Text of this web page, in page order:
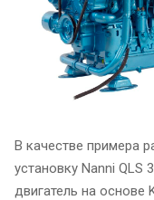
В качестве примера
установку Nanni QLS
двигатель на основе